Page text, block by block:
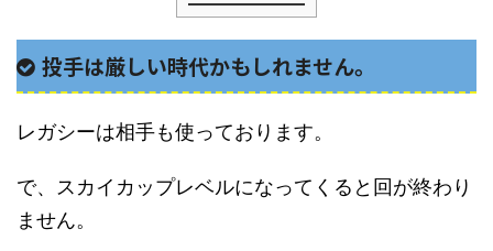
投手は厳しい時代かもしれません。
レガシーは相手も使っております。
で、スカイカップレベルになってくると回が終わり
ません。